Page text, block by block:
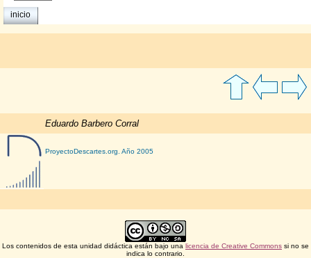
Eduardo Barbero Corral
ProyectoDescartes.org . Año 2005
Los contenidos de esta unidad didáctica están bajo una licencia de Creative Commons si no se
indica lo contrario.